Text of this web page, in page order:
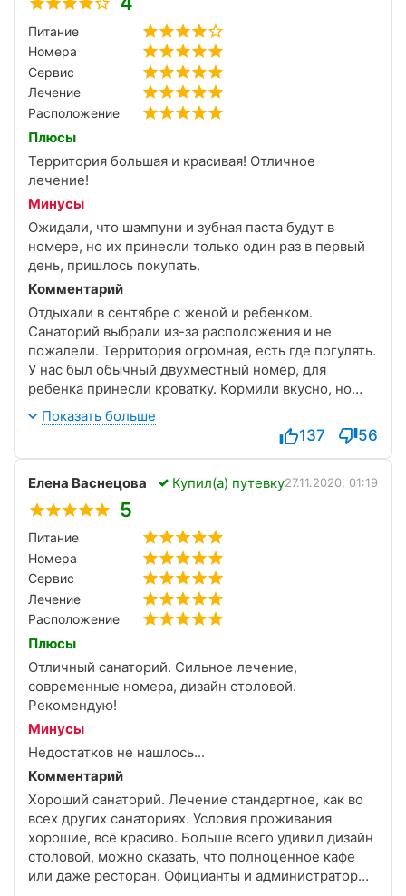
Питание
Номера
Сервис
Лечение
Расположение
Плюсы
Территория большая и красивая! Отличное
лечение!
Минусы
Ожидали, что шампуни и зубная паста будут в
номере, но их принесли только один раз в первый
день, пришлось покупать.
Комментарий
Отдыхали в сентябре с женой и ребенком.
Санаторий выбрали из-за расположения и не
пожалели. Территория огромная, есть где погулять.
У нас был обычный двухместный номер, для
ребенка принесли кроватку. Кормили вкусно, но
немного пресно, потому что все под контролем
диетологом. Гордость санатория конечно врачи,
отдельное спасибо физиотерапевту Шевченко
Елене Ильиничне и педиатру Залине.
Показать больше
137 56
Елена Васнецова Купил(а) путевку27.11.2020, 01:19
5
Питание
Номера
Сервис
Лечение
Расположение
Плюсы
Отличный санаторий. Сильное лечение,
современные номера, дизайн столовой.
Рекомендую!
Минусы
Недостатков не нашлось...
Комментарий
Хороший санаторий. Лечение стандартное, как во
всех других санаториях. Условия проживания
хорошие, всё красиво. Больше всего удивил дизайн
столовой, можно сказать, что полноценное кафе
или даже ресторан. Официанты и администраторы